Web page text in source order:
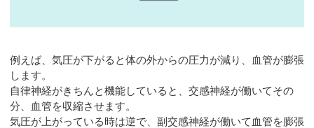
例えば、気圧が下がると体の外からの圧力が減り、血管が膨張
します。
自律神経がきちんと機能していると、交感神経が働いてその
分、血管を収縮させます。
気圧が上がっている時は逆で、副交感神経が働いて血管を膨張